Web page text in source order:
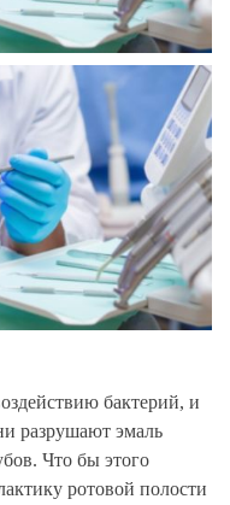
бактерий, и
разрушают эмаль
Что бы этого
ротовой полости